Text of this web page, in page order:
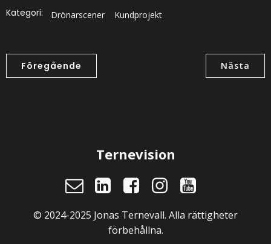
Kategori: Drönarscener Kundprojekt
Föregående Nästa
Ternevision
© 2024-2025 Jonas Ternevall. Alla rättigheter
förbehållna.